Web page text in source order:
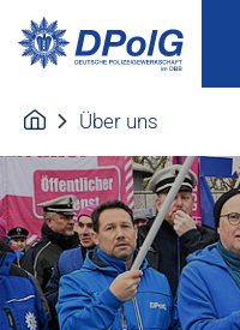
Über uns